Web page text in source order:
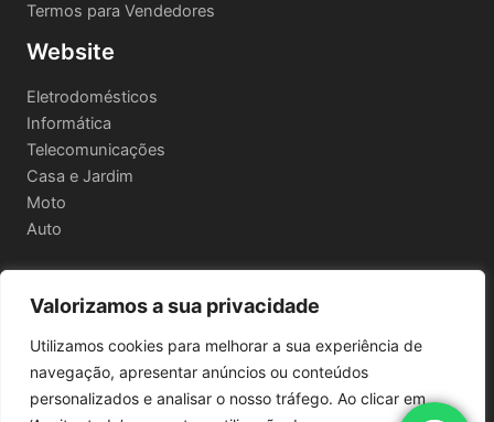
Valorizamos a sua privacidade
Utilizamos cookies para melhorar a sua experiência de
navegação, apresentar anúncios ou conteúdos
personalizados e analisar o nosso tráfego. Ao clicar em
Termos para Vendedores
Website
Eletrodomésticos
Informática
Telecomunicações
Casa e Jardim
Moto
Auto
Informações Legais
Política de privacidade
Termos e Condições
Política de Envio e Devoluções